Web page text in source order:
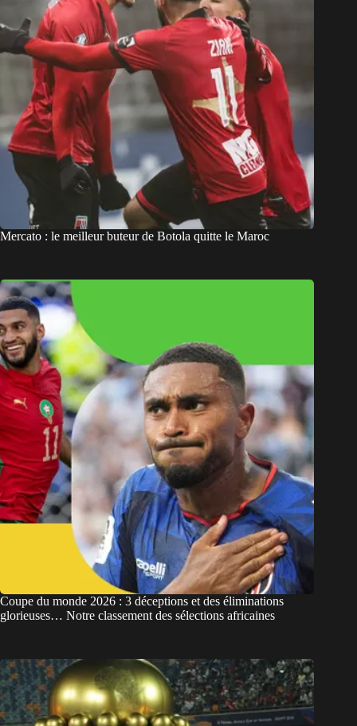
Mercato : le meilleur buteur de Botola quitte le Maroc
Coupe du monde 2026 : 3 déceptions et des éliminations
glorieuses… Notre classement des sélections africaines